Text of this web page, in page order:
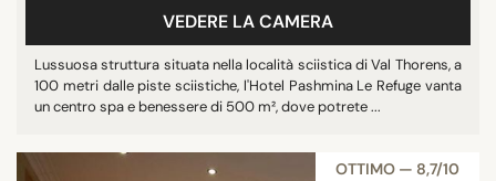
VEDERE LA CAMERA
Lussuosa struttura situata nella località sciistica di Val Thorens, a
100 metri dalle piste sciistiche, l'Hotel Pashmina Le Refuge vanta
un centro spa e benessere di 500 m², dove potrete ...
OTTIMO — 8,7/10